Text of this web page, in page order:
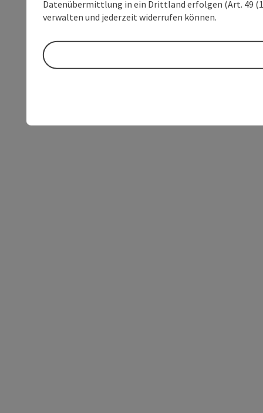
Datenübermittlung in ein Drittland erfolgen (Art. 49
verwalten und jederzeit widerrufen können.